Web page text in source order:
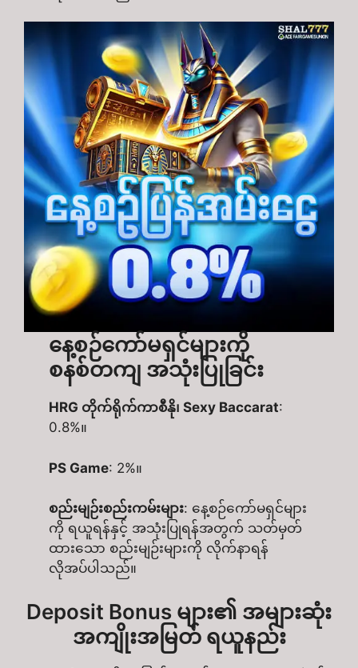
နေ့စဉ်ကော်မရှင်များကို
စနစ်တကျ အသုံးပြုခြင်း
HRG တိုက်ရိုက်ကာစီနို၊ Sexy Baccarat:
0.8%။​
PS Game: 2%။​
စည်းမျဉ်းစည်းကမ်းများ: နေ့စဉ်ကော်မရှင်များ
ကို ရယူရန်နှင့် အသုံးပြုရန်အတွက် သတ်မှတ်
ထားသော စည်းမျဉ်းများကို လိုက်နာရန်
လိုအပ်ပါသည်။
Deposit Bonus များ၏ အများဆုံး
အကျိုးအမြတ် ရယူနည်း